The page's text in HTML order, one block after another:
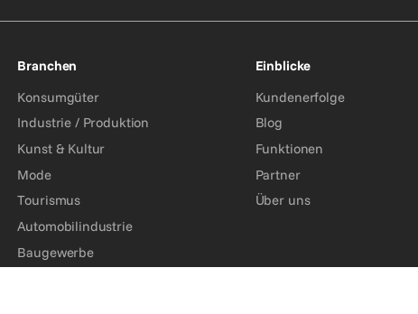
Branchen
Konsumgüter
Industrie / Produktion
Kunst & Kultur
Mode
Tourismus
Automobilindustrie
Baugewerbe
Einblicke
Kundenerfolge
Blog
Funktionen
Partner
Über uns